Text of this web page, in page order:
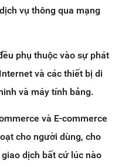
vụ thông qua mạng
phụ thuộc vào sự phát
và các thiết bị di
và máy tính bảng.
và E-commerce
cho người dùng, cho
dịch bất cứ lúc nào